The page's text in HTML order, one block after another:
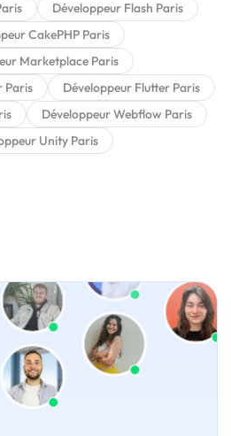
Développeur Flash Paris
CakePHP Paris
Marketplace Paris
Paris
Développeur Flutter Paris
Développeur Webflow Paris
Unity Paris